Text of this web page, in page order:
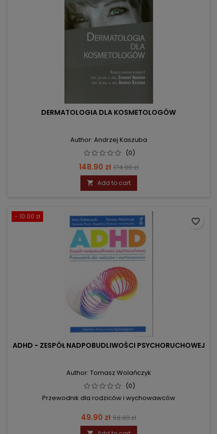
DERMATOLOGIA DLA KOSMETOLOGÓW
Author: Andrzej Kaszuba
(0)
Price
148.90 zł Regular
price
174.00 zł
 Add to cart
- 10.00 zł
ADHD - ZESPÓŁ NADPOBUDLIWOŚCI PSYCHORUCHOWEJ
Author: Tomasz Wolańczyk
(0)
Przewodnik dla rodziców i wychowawców
Price
49.90 zł Regular
price
59.90 zł
favorite_border